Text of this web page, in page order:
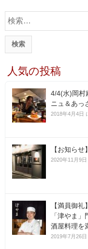
検
索
:
人気の投稿
4/4(水)岡
ニュ＆あっ
2018年4月4日
【お知ら
2020年11月9
【満員御
「津やま
酒屋料理を
2019年7月26